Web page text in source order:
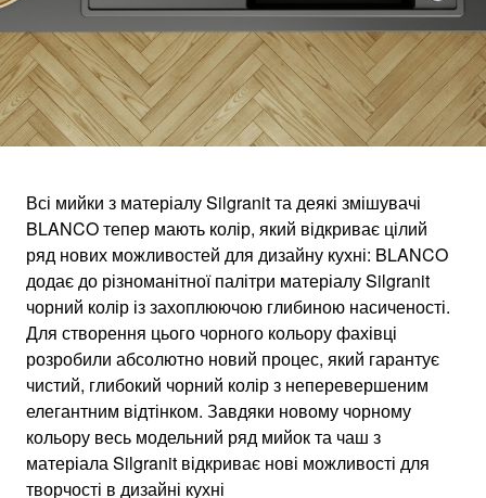
SILGRANIT У
ЧОРНОМУ КОЛЬОРІ
Мийки та чаші у чорному кольорі
1 /0
Всі мийки з матеріалу Silgranit та деякі змішувачі
BLANCO тепер мають колір, який відкриває цілий
ряд нових можливостей для дизайну кухні: BLANCO
додає до різноманітної палітри матеріалу Silgranit
чорний колір із захоплюючою глибиною насиченості.
Для створення цього чорного кольору фахівці
розробили абсолютно новий процес, який гарантує
чистий, глибокий чорний колір з неперевершеним
елегантним відтінком. Завдяки новому чорному
кольору весь модельний ряд мийок та чаш з
матеріала Silgranit відкриває нові можливості для
творчості в дизайні кухні